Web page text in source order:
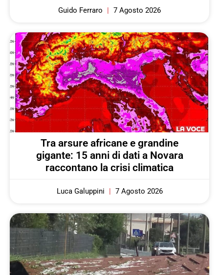
Guido Ferraro 7 Agosto 2026
Tra arsure africane e grandine
gigante: 15 anni di dati a Novara
raccontano la crisi climatica
Luca Galuppini 7 Agosto 2026